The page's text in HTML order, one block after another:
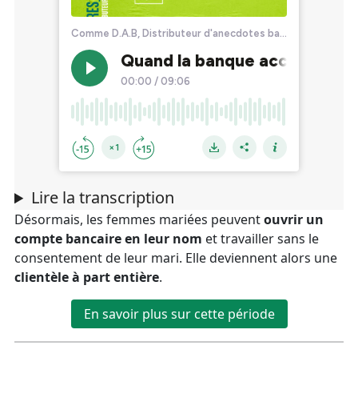
Lire la transcription
Désormais, les femmes mariées peuventouvrir un
compte bancaire en leur nom et travailler sans le
consentement de leur mari. Elle deviennent alors une
clientèle à part entière.
En savoir plus sur cette période